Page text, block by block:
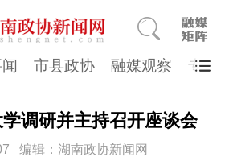
市县政协 融媒观察 专题
调研并主持召开座谈会
编辑：湖南政协新闻网